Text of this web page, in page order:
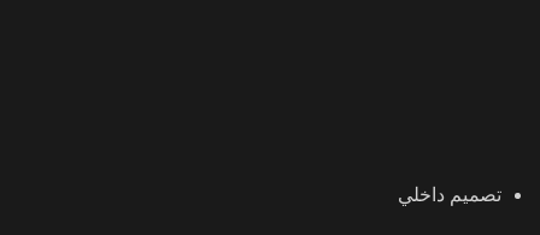
تصميم داخلي